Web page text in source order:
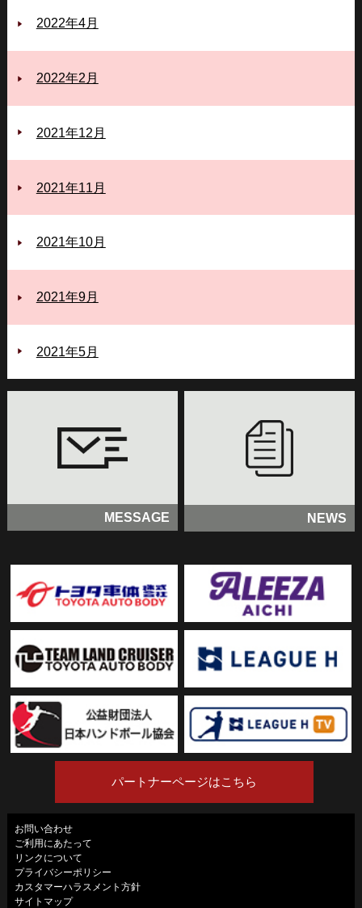
2022年4月
2022年2月
2021年12月
2021年11月
2021年10月
2021年9月
2021年5月
MESSAGE NEWS
パートナーページはこちら
お問い合わせ
ご利用にあたって
リンクについて
プライバシーポリシー
カスタマーハラスメント方針
サイトマップ